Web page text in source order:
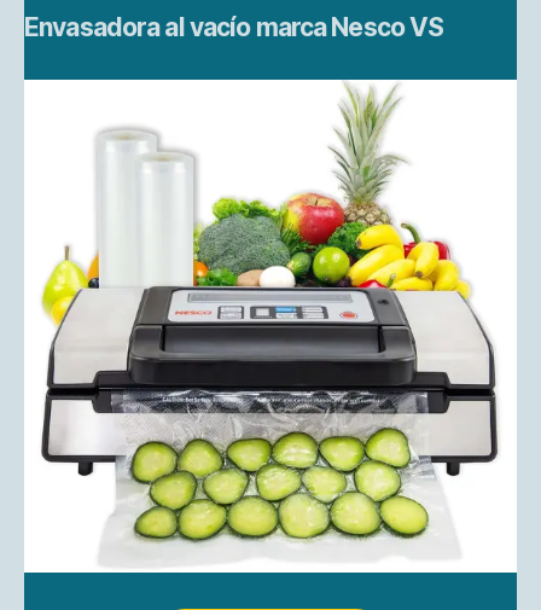
Envasadora al vacío marca Nesco VS